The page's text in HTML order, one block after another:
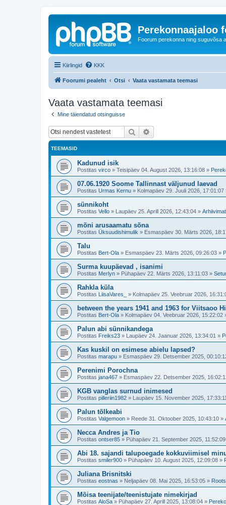
Perekonnaajaloo
Foorum perekonna ning suguvõsa
Kiirlingid KKK
Foorumi pealeht Otsi Vaata vastamata teemasi
Vaata vastamata teemasi
Mine täiendatud otsinguisse
Otsi
TEEMASID
Kadunud isik
Postitas virco » Teisipäev 04. August 2026, 13:16:08 »
07.06.1920 Soome Tallinnast väljunud laevad
Postitas Urmas Kernu » Kolmapäev 29. Juuli 2026, 17:01:07
sünnikoht
Postitas Vello » Laupäev 25. Aprill 2026, 12:43:04 »
mõni arusaamatu sõna
Postitas Üksuudishimulik » Esmaspäev 30. Märts 2026,
Talu
Postitas Bert-Ola » Esmaspäev 23. Märts 2026, 09:26:03 »
Surma kuupäevad , isanimi
Postitas Merlyn » Pühapäev 22. Märts 2026, 13:11:03 »
Rahkla küla
Postitas LiisaVares_ » Kolmapäev 25. Veebruar 2026,
between the years 1941 and 1963 for Viitsaoo
Postitas Bert-Ola » Kolmapäev 04. Veebruar 2026, 15:22:02
Palun abi sünnikandega
Postitas Freiks23 » Laupäev 24. Jaanuar 2026, 13:34:01 »
Kas kuskil on esimese abielu lapsed?
Postitas marapu » Esmaspäev 29. Detsember 2025,
Perenimi Porochna
Postitas jana467 » Esmaspäev 22. Detsember 2025,
KGB vanglas surnud inimesed
Postitas pilleriin1982 » Laupäev 15. November 2025, 17:33:11
Palun tõlkeabi
Postitas Valgemoon » Reede 31. Oktoober 2025, 10:43:10 »
Necca Andres ja Tio
Postitas ontser85 » Pühapäev 21. September 2025, 11:52:09
Abi 18. sajandi talupoegade kokkuviimisel
Postitas smiler900 » Pühapäev 10. August 2025, 12:09:08 »
Juliana Brisnitski
Postitas eostnas » Neljapäev 08. Mai 2025, 16:53:05 »
Mõisa teenijate/teenistujate nimekirjad
Postitas AloSa » Pühapäev 27. Aprill 2025, 13:08:04 »